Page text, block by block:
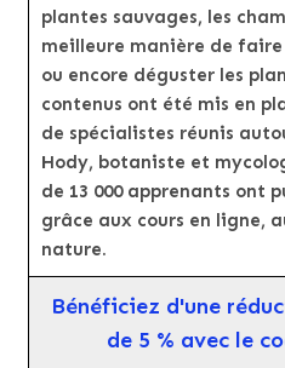
plantes sauvages, les
meilleure manière de faire
ou encore déguster les
contenus ont été mis en
de spécialistes réunis
Hody, botaniste et
de 13 000 apprenants ont
grâce aux cours en ligne,
nature.
Bénéficiez d'une
de 5 % avec le